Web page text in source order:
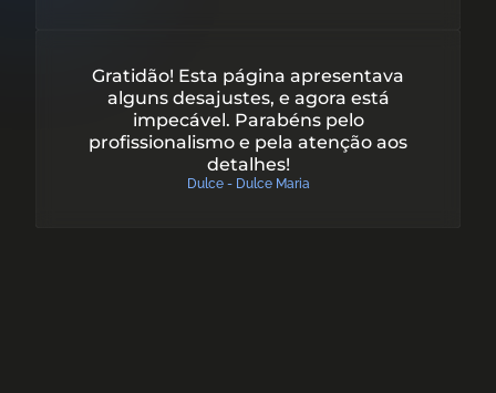
Gratidão! Esta página apresentava
alguns desajustes, e agora está
impecável. Parabéns pelo
profissionalismo e pela atenção aos
detalhes!
Dulce - Dulce Maria